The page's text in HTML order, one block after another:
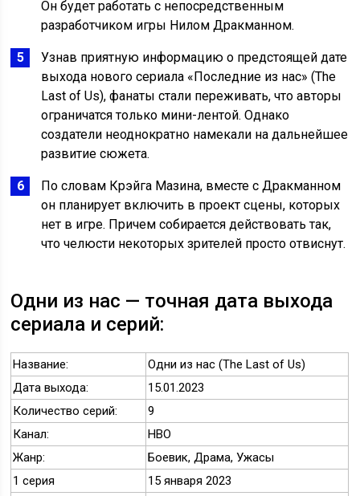
Он будет работать с непосредственным
разработчиком игры Нилом Дракманном.
Узнав приятную информацию о предстоящей дате
выхода нового сериала «Последние из нас» (The
Last of Us), фанаты стали переживать, что авторы
ограничатся только мини-лентой. Однако
создатели неоднократно намекали на дальнейшее
развитие сюжета.
По словам Крэйга Мазина, вместе с Дракманном
он планирует включить в проект сцены, которых
нет в игре. Причем собирается действовать так,
что челюсти некоторых зрителей просто отвиснут.
Одни из нас — точная дата выхода
сериала и серий:
Название:
Одни из нас (The Last of Us)
Дата выхода:
15.01.2023
Количество серий:
9
Канал:
HBO
Жанр:
Боевик, Драма, Ужасы
1 серия
15 января 2023